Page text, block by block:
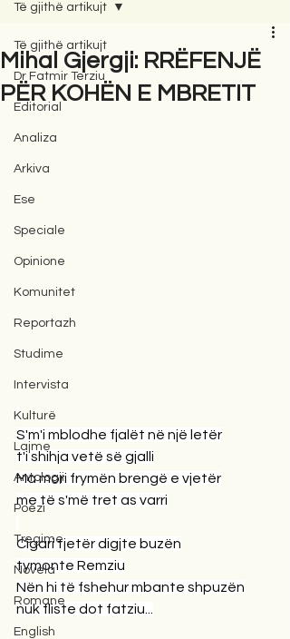
Të gjithë artikujt
Dr Fatmir Terziu
Editorial
Analiza
Arkiva
Ese
Speciale
Opinione
Komunitet
Reportazh
Studime
Intervista
Kulturë
Lajme
Antologji
Poezi
Tregime
Novela
Romane
English
Të gjithë artikujt
Mihal Gjergji: RRËFENJË
PËR KOHËN E MBRETIT
S'm'i mblodhe fjalët në një letër
t'i shihja vetë së gjalli
Ma mori frymën brengë e vjetër
me të s'më tret as varri
Cigari tjetër digjte buzën
tymonte Remziu
Nën hi të fshehur mbante shpuzën
nuk fliste dot fatziu...